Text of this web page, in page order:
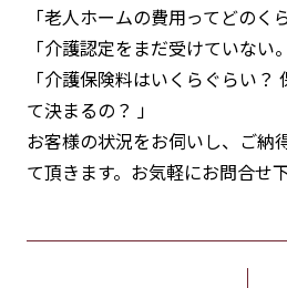
「老人ホームの費用ってどのく
「介護認定をまだ受けていない
「介護保険料はいくらぐらい？
て決まるの？ 」
お客様の状況をお伺いし、ご納
て頂きます。お気軽にお問合せ